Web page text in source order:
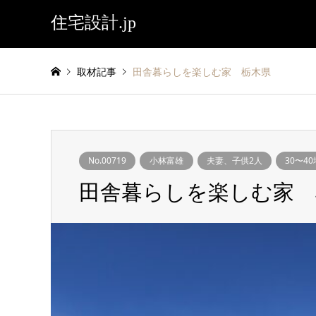
住宅設計.jp
取材記事 田舎暮らしを楽しむ家 栃木県
No.00719 小林富雄 夫妻、子供2人 30〜40
田舎暮らしを楽しむ家